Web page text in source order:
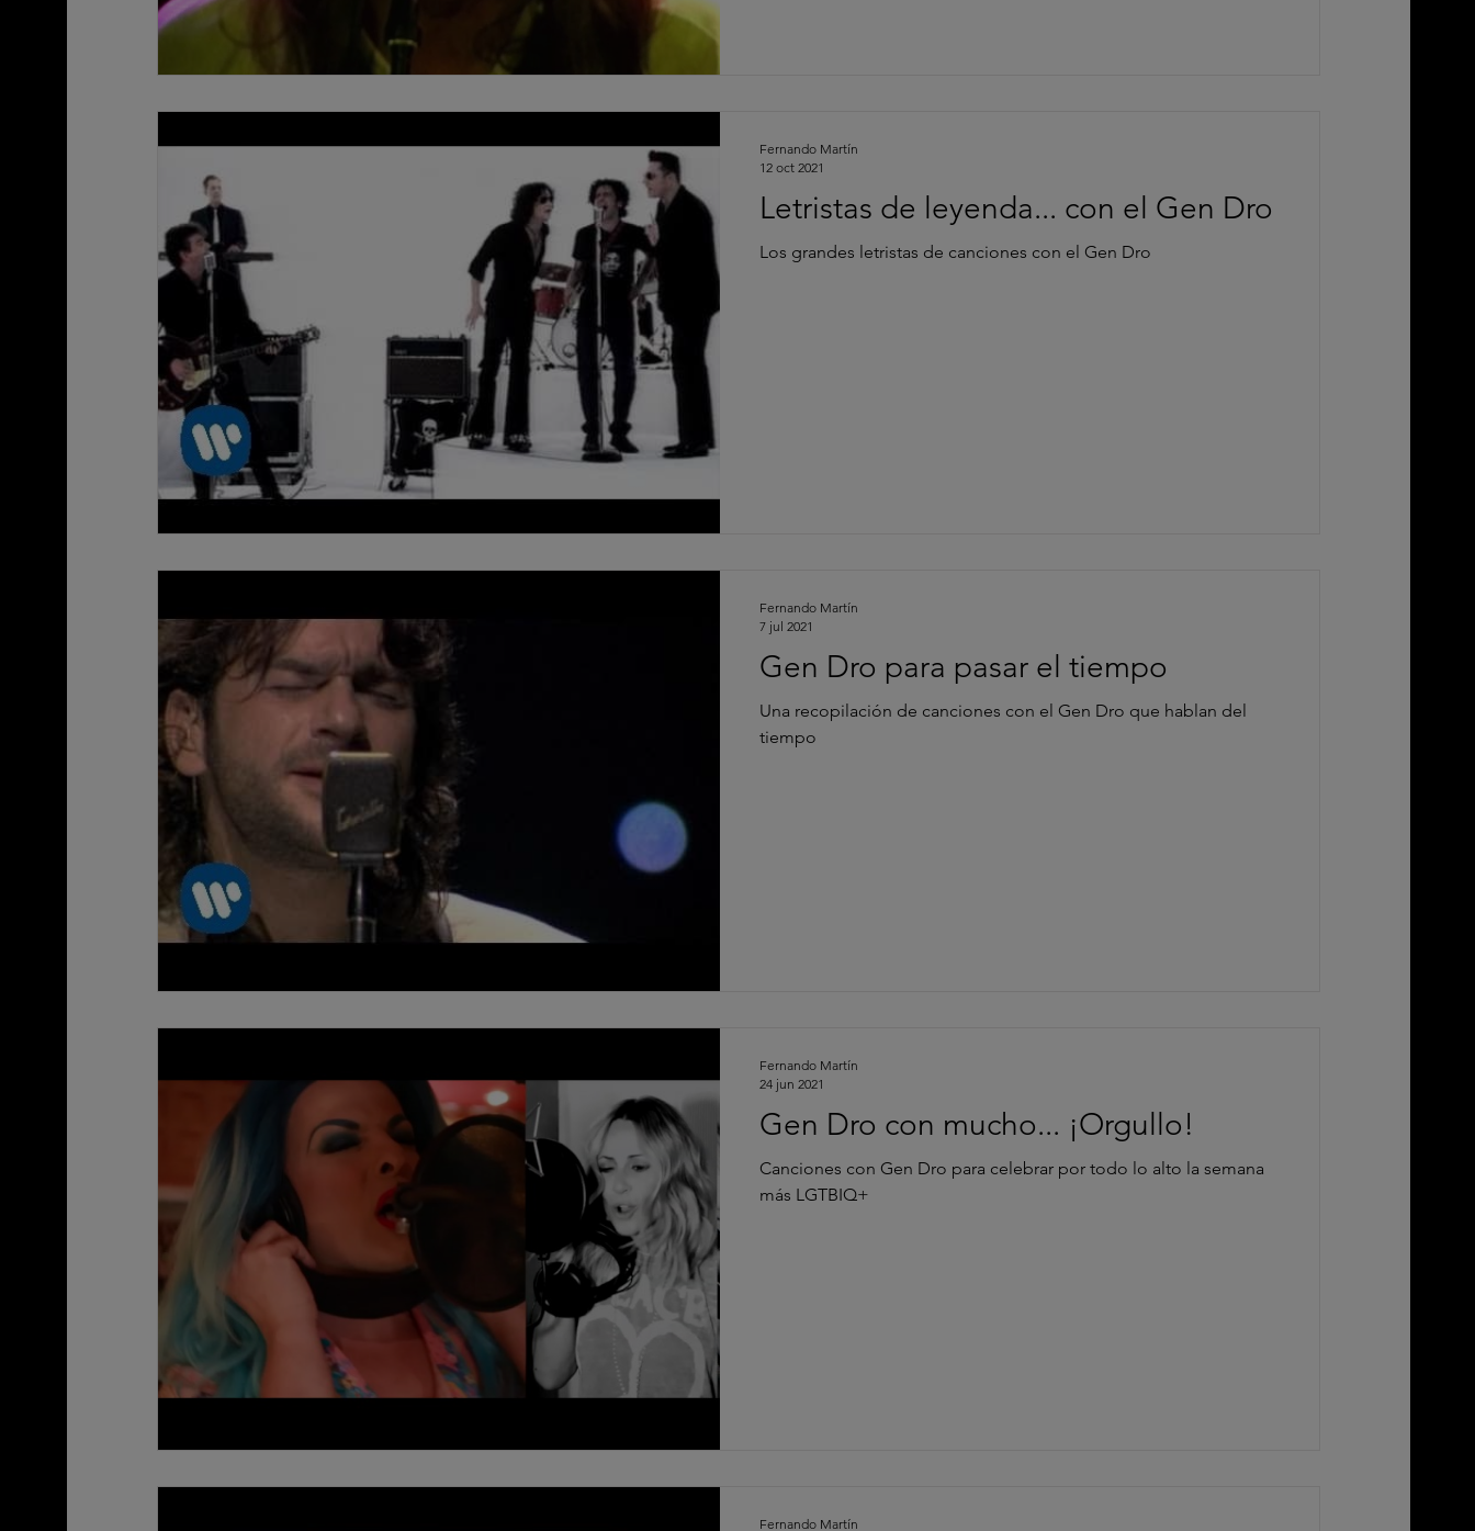
Letristas de leyenda... con el Gen Dro
Los grandes letristas de canciones con el Gen Dro
Fernando Martín
12 oct 2021
Gen Dro para pasar el tiempo
Una recopilación de canciones con el Gen Dro que hablan del
tiempo
Fernando Martín
7 jul 2021
Gen Dro con mucho... ¡Orgullo!
Canciones con Gen Dro para celebrar por todo lo alto la semana
más LGTBIQ+
Fernando Martín
24 jun 2021
Fernando Martín